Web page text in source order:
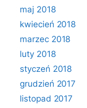
maj 2018
kwiecień 2018
marzec 2018
luty 2018
styczeń 2018
grudzień 2017
listopad 2017